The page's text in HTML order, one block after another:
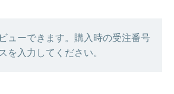
ューできます。購入時の受注番号
を入力してください。